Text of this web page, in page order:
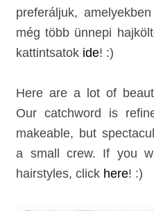
preferáljuk,
még több ünnepi
kattintsatok ide! :)
Here are a lot of
Our catchword is
makeable, but
a small crew. If you
hairstyles, click here! :)